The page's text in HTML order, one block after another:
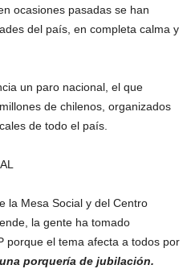
ocasiones pasadas se han
del país, en completa calma y
un paro nacional, el que
de chilenos, organizados
de todo el país.
la Mesa Social y del Centro
la gente ha tomado
porque el tema afecta a todos por
porquería de jubilación.